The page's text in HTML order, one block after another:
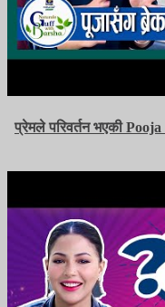
प्रेमले परिवर्तन भएकी